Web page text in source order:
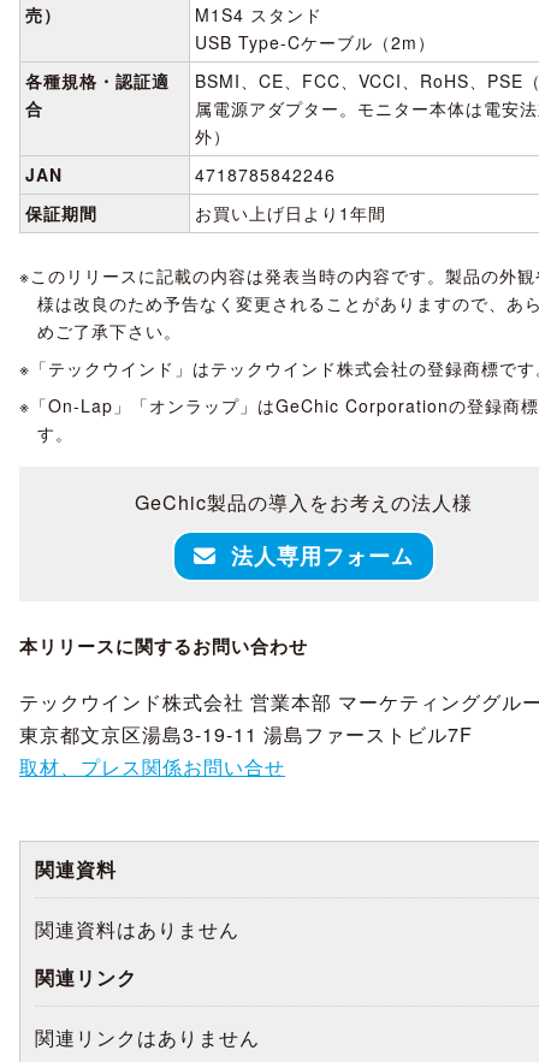
売）
M1S4 スタンド
USB Type-Cケーブル（2m）
各種規格・認証適
合
BSMI、CE、FCC、VCCI、RoHS、PSE
属電源アダプター。モニター本体は電安
外）
JAN
4718785842246
保証期間
お買い上げ日より1年間
このリリースに記載の内容は発表当時の内容です。製品の外
様は改良のため予告なく変更されることがありますので、あ
めご了承下さい。
「テックウインド」はテックウインド株式会社の登録商標で
「On-Lap」「オンラップ」はGeChic Corporationの登録商
す。
GeChic製品の導入をお考えの法人様
法人専用フォーム
本リリースに関するお問い合わせ
テックウインド株式会社 営業本部 マーケティンググル
東京都文京区湯島3-19-11 湯島ファーストビル7F
取材、プレス関係お問い合せ
関連資料
関連資料はありません
関連リンク
関連リンクはありません